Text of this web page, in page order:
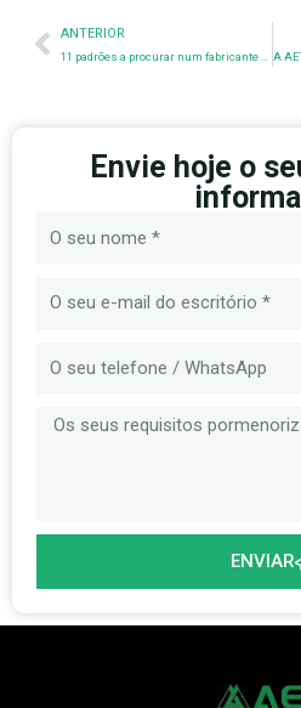
Anterior
ANTERIOR
Envie hoje o
ENVIAR